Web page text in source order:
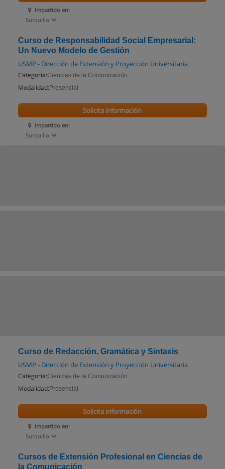
Impartido en:
Surquillo
Curso de Responsabilidad Social Empresarial:
Un Nuevo Modelo de Gestión
USMP - Dirección de Extensión y Proyección Universitaria
Categoría:Ciencias de la Comunicación
Modalidad: Presencial
Impartido en:
Surquillo
Solicita información
Curso de Redacción, Gramática y Sintaxis
USMP - Dirección de Extensión y Proyección Universitaria
Categoría:Ciencias de la Comunicación
Modalidad: Presencial
Impartido en:
Surquillo
Solicita información
Cursos de Extensión Profesional en Ciencias de
la Comunicación